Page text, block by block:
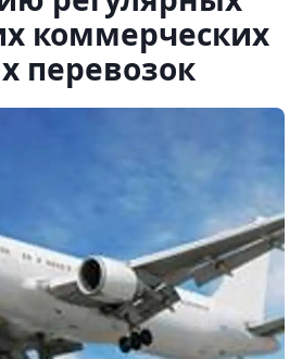
коммерческих
перевозок